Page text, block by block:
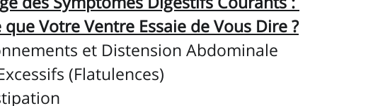
que Votre Ventre Essaie de Vous Dire ?
et Distension Abdominale
(Flatulences)